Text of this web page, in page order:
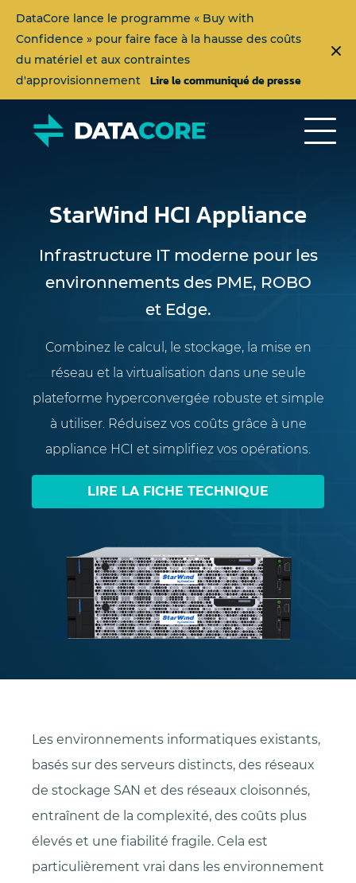
DataCore lance le programme « Buy with
Confidence » pour faire face à la hausse des coûts
du matériel et aux contraintes
d'approvisionnement
Lire le communiqué de presse
StarWind HCI Appliance
Infrastructure IT moderne pour les
environnements des PME, ROBO
et Edge.
Combinez le calcul, le stockage, la mise en
réseau et la virtualisation dans une seule
plateforme hyperconvergée robuste et simple
à utiliser. Réduisez vos coûts grâce à une
appliance HCI et simplifiez vos opérations.
LIRE LA FICHE TECHNIQUE
Les environnements informatiques existants,
basés sur des serveurs distincts, des réseaux
de stockage SAN et des réseaux cloisonnés,
entraînent de la complexité, des coûts plus
élevés et une fiabilité fragile. Cela est
particulièrement vrai dans les environnement